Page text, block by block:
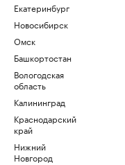
Екатеринбург
Новосибирск
Омск
Башкортостан
Вологодская
область
Калининград
Краснодарский
край
Нижний
Новгород